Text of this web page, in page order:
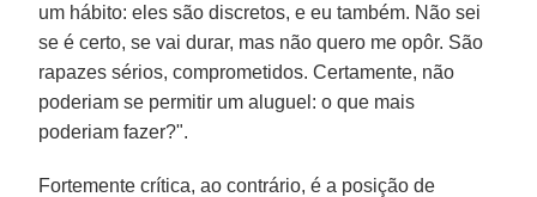
um hábito: eles são discretos, e eu também. Não sei
se é certo, se vai durar, mas não quero me opôr. São
rapazes sérios, comprometidos. Certamente, não
poderiam se permitir um aluguel: o que mais
poderiam fazer?".
Fortemente crítica, ao contrário, é a posição de